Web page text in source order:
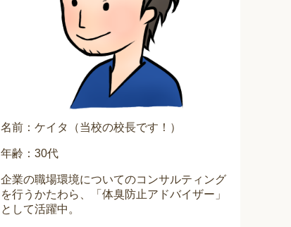
名前：ケイタ（当校の校長です！）
年齢：30代
企業の職場環境についてのコンサルティング
を行うかたわら、「体臭防止アドバイザー」
として活躍中。